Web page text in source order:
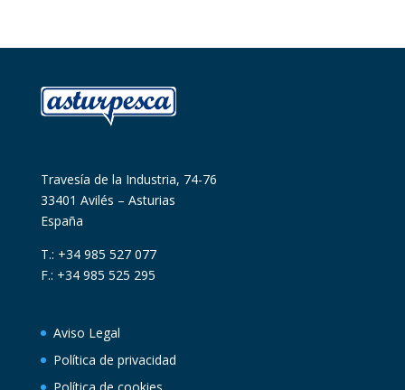
Travesía de la Industria, 74-76
33401 Avilés – Asturias
España
T.: +34 985 527 077
F.: +34 985 525 295
Aviso Legal
Política de privacidad